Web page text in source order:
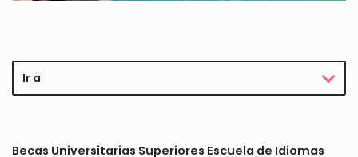
Ir a
Becas Universitarias Superiores Escuela de Idiomas